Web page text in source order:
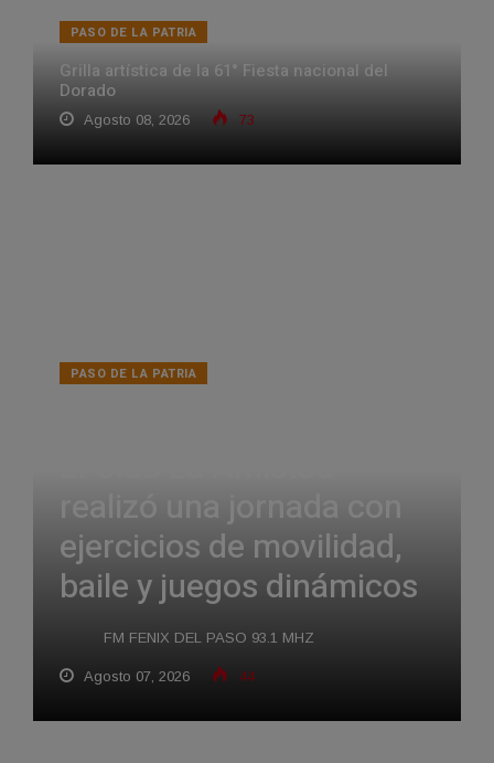
PASO DE LA PATRIA
Grilla artística de la 61° Fiesta nacional del
Dorado
Agosto 08, 2026 73
PASO DE LA PATRIA
realizó una jornada con
ejercicios de movilidad,
baile y juegos dinámicos
FM FENIX DEL PASO 93.1 MHZ
Agosto 07, 2026 44